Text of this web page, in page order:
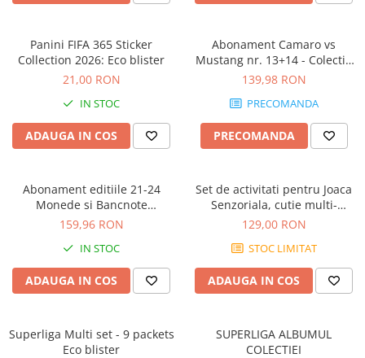
Jocuri geografie
Jocuri invatat limba engleza
Jocuri Origami
Jocuri STEAM
Jucarii muzicale
Roboti de jucarie
Panini FIFA 365 Sticker
Collection 2026: Eco blister
21,00 RON
IN STOC
ADAUGA IN COS
Abonament Camaro vs
Mustang nr. 13+14 - Colectie
Construibila 1:18
139,98 RON
PRECOMANDA
PRECOMANDA
Abonament editiile 21-24
Monede si Bancnote
Autentice din toata lumea
159,96 RON
IN STOC
ADAUGA IN COS
Set de activitati pentru Joaca
Senzoriala, cutie multi-
senzoriala
129,00 RON
STOC LIMITAT
ADAUGA IN COS
Superliga Multi set - 9 packets
Eco blister
SUPERLIGA ALBUMUL
COLECTIEI